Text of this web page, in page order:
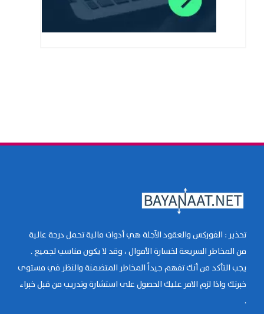
تحذير : الفوركس والعقود الآجلة هي أدوات مالية تحمل درجة عالية
من المخاطر السريعة لخسارة الأموال ، وقد لا يكون مناسب لجميع .
يجب التأكد من أنك تفهم جيداً المخاطر المتضمنة والنظر في مستوى
خبرتك واذا لزم الامر عليك الحصول على استشارة وتدريب من قبل خبراء
.